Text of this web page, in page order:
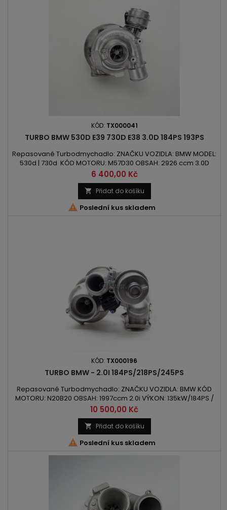
KÓD: TX000041
TURBO BMW 530D E39 730D E38 3.0D 184PS 193PS
Repasované Turbodmychadlo: ZNAČKU VOZIDLA: BMW MODEL:
530d | 730d KÓD MOTORU: M57D30 OBSAH: 2926 ccm 3.0D
VÝKON: 184PS/135kW | 193PS/142kW ROK VÝROBY: 1998 -
Cena
6 400,00 Kč
 Přidat do košíku
 Poslední kus skladem
KÓD: TX000196
TURBO BMW - 2.0I 184PS/218PS/245PS
Repasované Turbodmychadlo: ZNAČKU VOZIDLA: BMW KÓD
MOTORU: N20B20 OBSAH: 1997ccm 2.0i VÝKON: 135kW/184PS /
160kW/218PS / 180kW/245PS ROK VÝROBY: 2011 -
Cena
10 500,00 Kč
 Přidat do košíku
 Poslední kus skladem